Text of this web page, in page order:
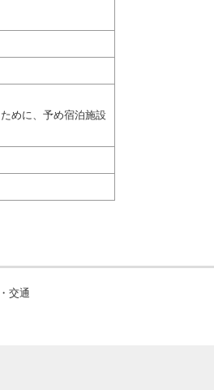
めに、予め宿泊施設
交通